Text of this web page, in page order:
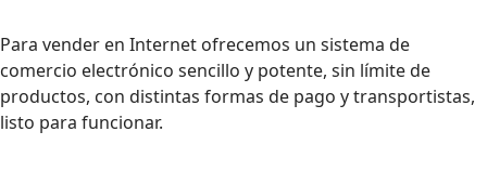
Para vender en Internet ofrecemos un sistema de
comercio electrónico sencillo y potente, sin límite de
productos, con distintas formas de pago y transportistas,
listo para funcionar.